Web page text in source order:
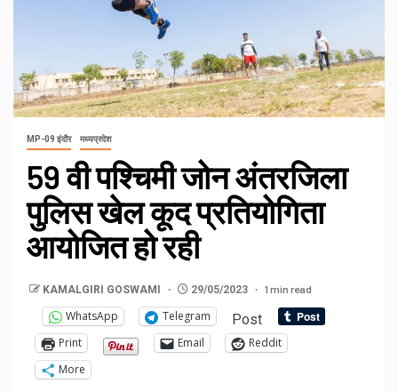
MP-09 इंदौर मध्यप्रदेश
59 वी पश्चिमी जोन अंतरजिला
पुलिस खेल कूद प्रतियोगिता
आयोजित हो रही
KAMALGIRI GOSWAMI 29/05/2023 1 min read
WhatsApp Telegram Post
Print Email
Reddit
More